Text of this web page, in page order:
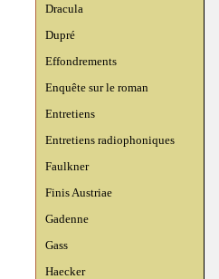
Dracula
Dupré
Effondrements
Enquête sur le roman
Entretiens
Entretiens radiophoniques
Faulkner
Finis Austriae
Gadenne
Gass
Haecker